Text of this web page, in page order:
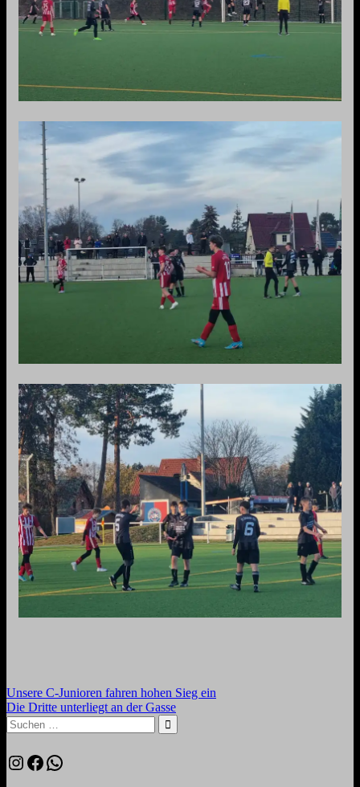
Beitragsnavigation
Vorheriger
Beitrag:
Unsere C-Junioren fahren hohen Sieg ein
Nächster
Beitrag:
Die Dritte unterliegt an der Gasse
Suchen
nach:
Suchen
Instagram
Facebook
WhatsApp